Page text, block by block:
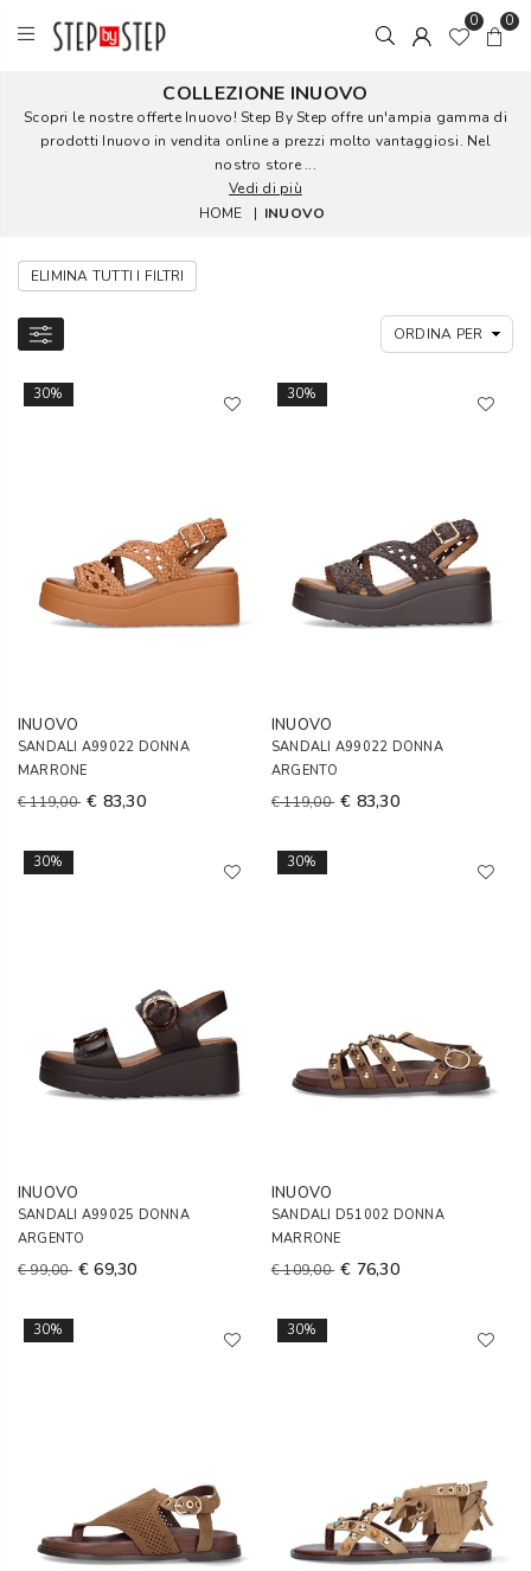
0 0
COLLEZIONE INUOVO
Scopri le nostre offerte Inuovo! Step By Step offre un'ampia gamma di
prodotti Inuovo in vendita online a prezzi molto vantaggiosi. Nel
nostro store ...
Vedi di più
HOME
| INUOVO
ELIMINA TUTTI I FILTRI
30%
INUOVO
SANDALI A99022 DONNA
MARRONE
€ 119,00 € 83,30
30%
INUOVO
SANDALI A99022 DONNA
ARGENTO
€ 119,00 € 83,30
30%
INUOVO
SANDALI A99025 DONNA
ARGENTO
€ 99,00 € 69,30
30%
INUOVO
SANDALI D51002 DONNA
MARRONE
€ 109,00 € 76,30
30% 30%